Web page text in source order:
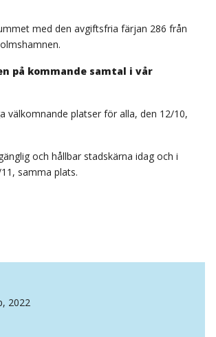
med den avgiftsfria färjan 286 från
på kommande samtal i vår
välkomnande platser för alla, den 12/10,
och hållbar stadskärna idag och i
samma plats.
2022